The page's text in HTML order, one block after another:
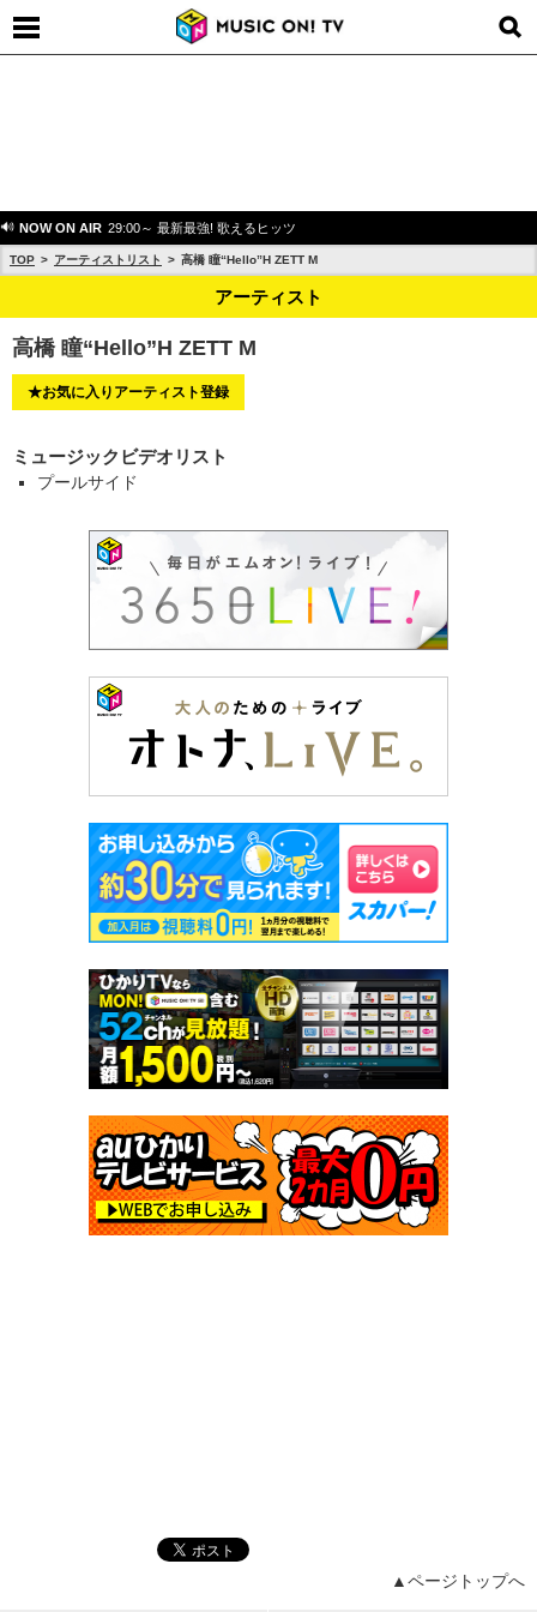
NOW ON AIR 29:00～ 最新最強! 歌えるヒッツ
TOP アーティストリスト 高橋 瞳“Hello”H ZETT M
アーティスト
高橋 瞳“Hello”H ZETT M
★お気に入りアーティスト登録
ミュージックビデオリスト
プールサイド
▲ページトップへ